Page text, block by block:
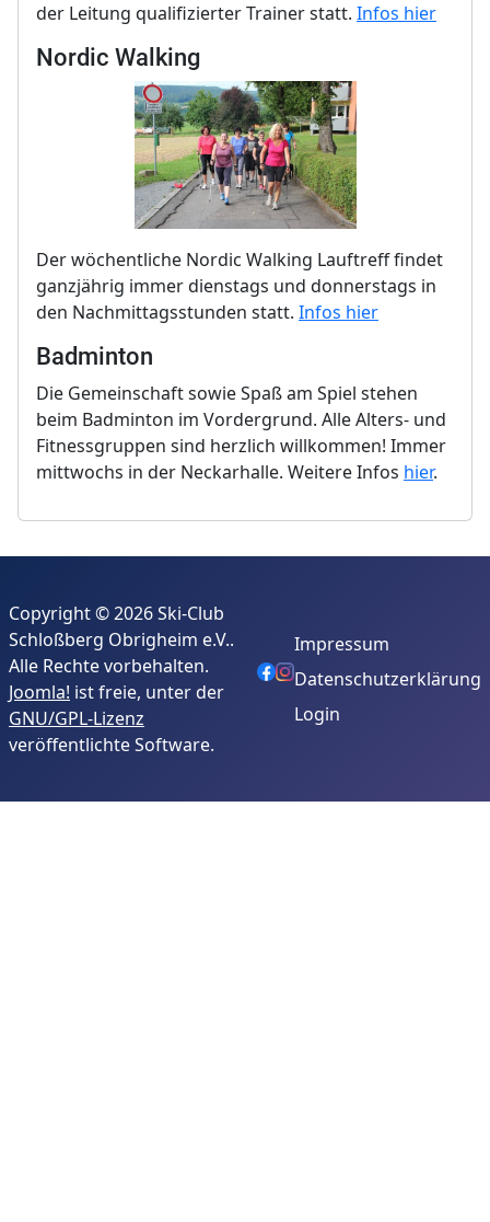
der Leitung qualifizierter Trainer statt. Infos hier
Nordic Walking
Der wöchentliche Nordic Walking Lauftreff findet
ganzjährig immer dienstags und donnerstags in
den Nachmittagsstunden statt. Infos hier
Badminton
Die Gemeinschaft sowie Spaß am Spiel stehen
beim Badminton im Vordergrund. Alle Alters- und
Fitnessgruppen sind herzlich willkommen! Immer
mittwochs in der Neckarhalle. Weitere Infos hier.
Copyright © 2026 Ski-Club
Schloßberg Obrigheim e.V..
Alle Rechte vorbehalten.
Joomla! ist freie, unter der
GNU/GPL-Lizenz
veröffentlichte Software.
Impressum
Datenschutzerklärung
Login